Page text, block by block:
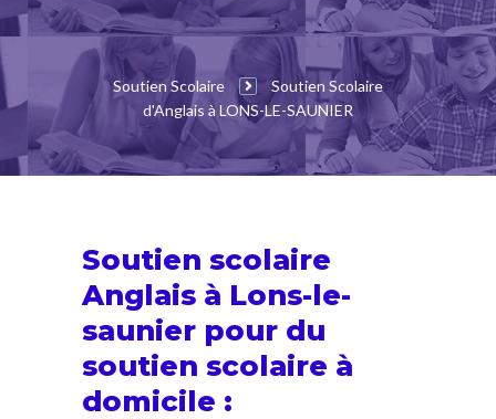
Soutien Scolaire
Soutien Scolaire
d'Anglais à LONS-LE-SAUNIER
Soutien scolaire
Anglais à Lons-le-
saunier pour du
soutien scolaire à
domicile :